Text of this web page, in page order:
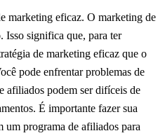
marketing eficaz. O marketing de
Isso significa que, para ter
de marketing eficaz que o
pode enfrentar problemas de
afiliados podem ser difíceis de
É importante fazer sua
um programa de afiliados para